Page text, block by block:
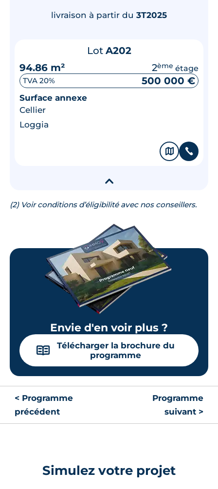
livraison à partir du 3T2025
Lot A202
94.86 m²
2ème étage
TVA 20% 500 000 €
Surface annexe
Cellier
Loggia
🗞 📞
▾
(2) Voir conditions d’éligibilité avec nos conseillers.
Envie d'en voir plus ?
📖
Télécharger la brochure du
programme
< Programme
précédent
Programme
suivant >
Simulez votre projet